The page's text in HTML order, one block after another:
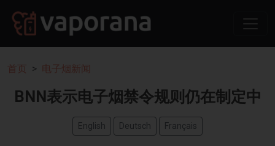
首页 电子烟新闻
BNN表示电子烟禁令规则仍在制定中
English Deutsch Français